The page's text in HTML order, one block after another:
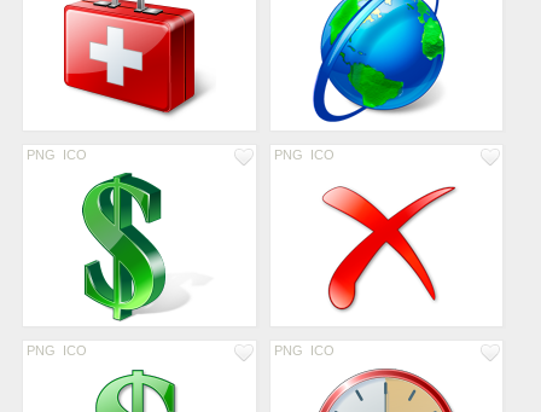
PNG ICO PNG ICO
PNG ICO PNG ICO